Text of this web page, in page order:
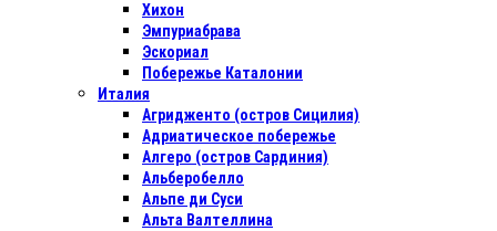
Хихон
Эмпуриабрава
Эскориал
Побережье Каталонии
Италия
Агридженто (остров Сицилия)
Адриатическое побережье
Алгеро (остров Сардиния)
Альберобелло
Альпе ди Суси
Альта Валтеллина